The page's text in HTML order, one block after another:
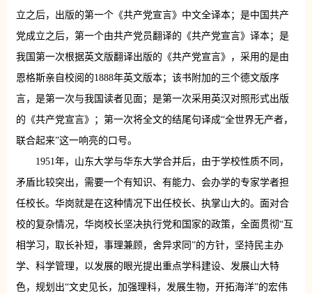
立之后，出版的第一个《共产党宣言》中文全译本；是中国共产
党成立之后，第一个由共产党员翻译的《共产党宣言》译本；是
我国第一次根据英文版翻译出版的《共产党宣言》，采用的是由
恩格斯亲自校阅的1888年英文版本；该书附加的三个德文版序
言，是第一次与我国读者见面；是第一次采用英汉对照形式出版
的《共产党宣言》；第一次将全文的结尾句译成“全世界无产者，
联合起来”这一响亮的口号。
1951年，山东大学与华东大学合并后，由于学校性质不同，
矛盾比较突出，需要一个有知识、有能力、会办学的专家学者担
任校长。华岗就是在这种情况下出任校长、执掌山大的。面对合
校的复杂情况，华岗校长坚决执行党和国家的政策，全面贯彻“互
相学习，取长补短，事理兼顾，舍异求同”的方针，坚持民主办
学、科学管理，以发展的眼光提出重点学科建设、发展山大特
色，规划出“文史见长，加强理科，发展生物，开拓海洋”的宏伟